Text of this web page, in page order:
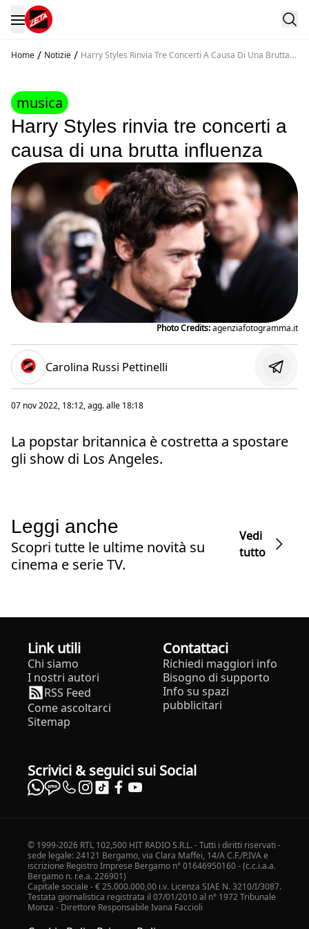
Home / Notizie / Harry Styles Rinvia Tre Concerti A Causa Di Una Brutta
musica
Harry Styles rinvia tre concerti a
causa di una brutta influenza
Photo Credits:agenziafotogramma.it
Carolina Russi Pettinelli
07 nov 2022, 18:12, agg. alle 18:18
La popstar britannica è costretta a spostare
gli show di Los Angeles.
Leggi anche
Scopri tutte le ultime novità su
cinema e serie TV.
Vedi
tutto
Link utili
Chi siamo
I nostri autori
RSS Feed
Come ascoltarci
Sitemap
Contattaci
Richiedi maggiori info
Bisogno di supporto
Info su spazi
pubblicitari
Scrivici & seguici sui Social
© 1999-2026 RTL 102,500 HIT RADIO S.R.L. - Tutti i diritti riservati -
sede legale: 24121 Bergamo, via Clara Maffei, 14/A C.F./P.IVA e
iscrizione Registro Imprese Bergamo n° 01646950160 - (c.c.i.a.a.
Bergamo n. r.e.a. 226901)
Capitale sociale - € 25.000.000,00 i.v. Licenza SIAE N. 3210/I/3087.
Testata giornalistica registrata il 07/01/2010 al n° 1972 Tribunale
Monza - Direttore Responsabile Ivana Faccioli